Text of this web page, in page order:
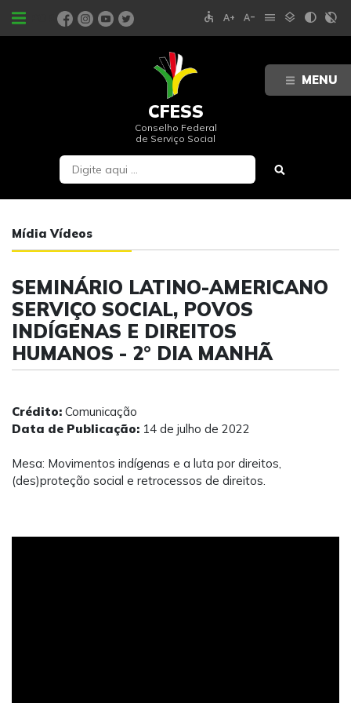
MENU
PORTAIS accessible text_increase text_decrease menu layers contrast contrast_rtl_off
CFESS
Conselho Federal
de Serviço Social
Mídia Vídeos
SEMINÁRIO LATINO-AMERICANO
SERVIÇO SOCIAL, POVOS
INDÍGENAS E DIREITOS
HUMANOS - 2° DIA MANHÃ
Crédito: Comunicação
Data de Publicação: 14 de julho de 2022
Mesa: Movimentos indígenas e a luta por direitos,
(des)proteção social e retrocessos de direitos.